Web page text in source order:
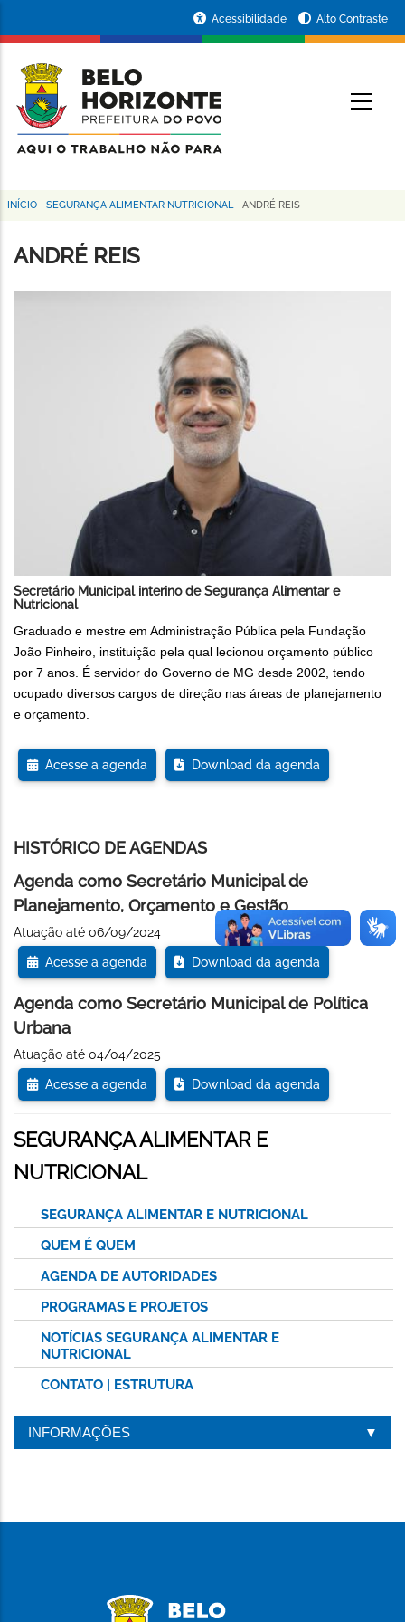
conteúdo
principal
da
Prefeitura
de
Horizonte
Acessibilidade Alto Contraste
Trilha
de
INÍCIO - SEGURANÇA ALIMENTAR NUTRICIONAL - ANDRÉ REIS
ANDRÉ REIS
Secretário Municipal interino de Segurança Alimentar e
Nutricional
Graduado e mestre em Administração Pública pela Fundação
João Pinheiro, instituição pela qual lecionou orçamento público
por 7 anos. É servidor do Governo de MG desde 2002, tendo
ocupado diversos cargos de direção nas áreas de planejamento
e orçamento.
Acesse a agenda Download da agenda
HISTÓRICO DE AGENDAS
Agenda como Secretário Municipal de
Planejamento, Orçamento e Gestão
Atuação até 06/09/2024
Acesse a agenda Download da agenda
Agenda como Secretário Municipal de Política
Urbana
Atuação até 04/04/2025
Acesse a agenda Download da agenda
SEGURANÇA ALIMENTAR E
NUTRICIONAL
SEGURANÇA ALIMENTAR E NUTRICIONAL
QUEM É QUEM
AGENDA DE AUTORIDADES
PROGRAMAS E PROJETOS
NOTÍCIAS SEGURANÇA ALIMENTAR E
NUTRICIONAL
CONTATO | ESTRUTURA
INFORMAÇÕES